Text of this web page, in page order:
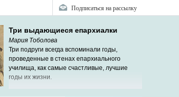
Подписаться на рассылку
Три выдающиеся епархиалки
Мария Тоболова
Три подруги всегда вспоминали годы,
проведенные в стенах епархиального
училища, как самые счастливые, лучшие
годы их жизни.